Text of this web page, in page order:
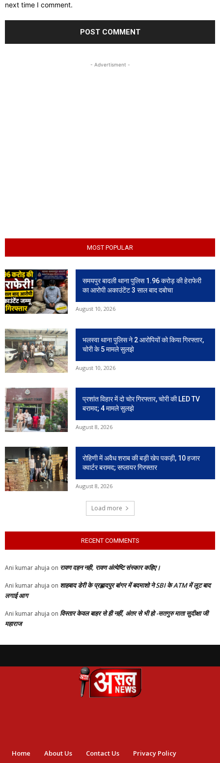
next time I comment.
- Advertisment -
MOST POPULAR
समयपुर बादली थाना पुलिस 1.96 करोड़ की हेराफेरी
का आरोपी अकाउंटेंट 3 साल बाद दबोचा
August 10, 2026
भलस्वा थाना पुलिस ने 2 आरोपियों को किया गिरफ्तार,
चोरी के 5 मामले सुलझे
August 10, 2026
प्रशांत विहार में दो चोर गिरफ्तार, चोरी की LED TV
बरामद; 4 मामले सुलझे
August 8, 2026
रोहिणी में अवैध शराब की बड़ी खेप पकड़ी, 10 हजार
क्वार्टर बरामद; सप्लायर गिरफ्तार
August 8, 2026
Load more
RECENT COMMENTS
Ani kumar ahuja on रावण दहन नही, रावण अंत्येष्टि संस्कार कहिए।
Ani kumar ahuja on शाहबाद डेरी के प्रह्लादपुर बांगर में बदमाशो ने SBI के ATM में लूट बाद
लगाई आग
Ani kumar ahuja on विस्तार केवल बाहर से ही नहीं, अंतर से भी हो -सतगुरु माता सुदीक्षा जी
महाराज
Home About Us Contact Us Privacy Policy